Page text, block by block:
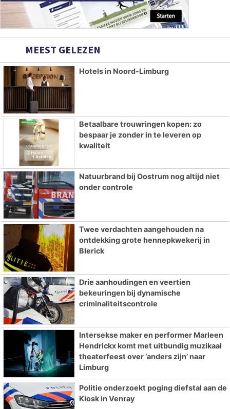
MEEST GELEZEN
Hotels in Noord-Limburg
Betaalbare trouwringen kopen: zo
bespaar je zonder in te leveren op
kwaliteit
Natuurbrand bij Oostrum nog altijd niet
onder controle
Twee verdachten aangehouden na
ontdekking grote hennepkwekerij in
Blerick
Drie aanhoudingen en veertien
bekeuringen bij dynamische
criminaliteitscontrole
Intersekse maker en performer Marleen
Hendrickx komt met uitbundig muzikaal
theaterfeest over ‘anders zijn’ naar
Limburg
Politie onderzoekt poging diefstal aan de
Kiosk in Venray